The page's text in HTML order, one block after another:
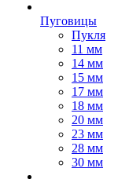
Пуговицы
Пукля
11 мм
14 мм
15 мм
17 мм
18 мм
20 мм
23 мм
28 мм
30 мм